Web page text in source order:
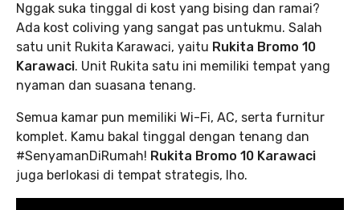
Nggak suka tinggal di kost yang bising dan ramai?
Ada kost coliving yang sangat pas untukmu. Salah
satu unit Rukita Karawaci, yaitu Rukita Bromo 10
Karawaci. Unit Rukita satu ini memiliki tempat yang
nyaman dan suasana tenang.
Semua kamar pun memiliki Wi-Fi, AC, serta furnitur
komplet. Kamu bakal tinggal dengan tenang dan
#SenyamanDiRumah! Rukita Bromo 10 Karawaci
juga berlokasi di tempat strategis, lho.